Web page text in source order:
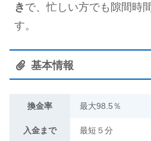
き で、忙しい方でも隙間時
す。
基本情報
換金率 最大98.5％
入金まで 最短５分